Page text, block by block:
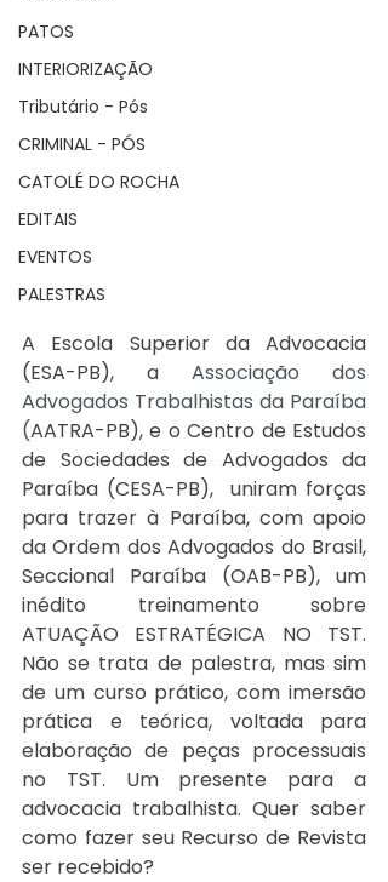
PATOS
INTERIORIZAÇÃO
Tributário - Pós
CRIMINAL - PÓS
CATOLÉ DO ROCHA
EDITAIS
EVENTOS
PALESTRAS
A Escola Superior da Advocacia
(ESA-PB), a Associação dos
Advogados Trabalhistas da Paraíba
(AATRA-PB), e o Centro de Estudos
de Sociedades de Advogados da
Paraíba (CESA-PB),  uniram forças
para trazer à Paraíba, com apoio
da Ordem dos Advogados do Brasil,
Seccional Paraíba (OAB-PB), um
inédito treinamento sobre
ATUAÇÃO ESTRATÉGICA NO TST.
Não se trata de palestra, mas sim
de um curso prático, com imersão
prática e teórica, voltada para
elaboração de peças processuais
no TST. Um presente para a
advocacia trabalhista. Quer saber
como fazer seu Recurso de Revista
ser recebido?